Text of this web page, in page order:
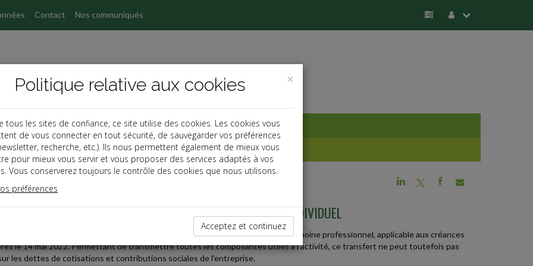
Contact Nos communiqués
j a b
05-27
DU PATRIMOINE PROFESSIONNEL DE L'ENTREPRENEUR INDIVIDUEL
statut de l'entrepreneur crée un mode simplifié de transmission de son patrimoine professionnel, applicable aux créances
le 14 mai 2022. Permettant de transmettre toutes les composantes utiles à l'activité, ce transfert ne peut toutefois pas
les dettes de cotisations et contributions sociales de l'entreprise.
×
Politique relative aux cookies
tous les sites de confiance, ce site utilise des cookies. Les cookies vous
de vous connecter en tout sécurité, de sauvegarder vos préférences
recherche, etc.). Ils nous permettent également de mieux vous
pour mieux vous servir et vous proposer des services adaptés à vos
Vous conserverez toujours le contrôle des cookies que nous utilisons.
préférences
Acceptez et continuez